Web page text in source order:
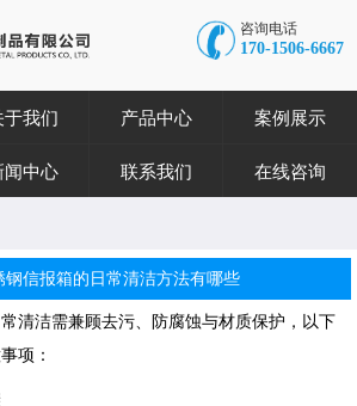
咨询电话
170-1506-6667
于我们 产品中心 案例展示
闻中心 联系我们 在线咨询
钢信报箱的日常清洁方法有哪些
清洁需兼顾去污、防腐蚀与材质保护，以下
项：